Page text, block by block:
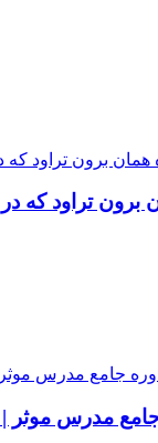
برون تراود
مدرس موثر